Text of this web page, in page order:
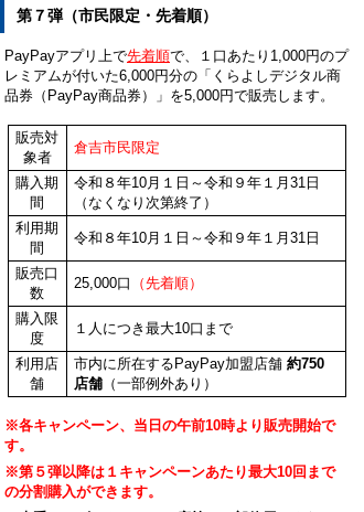
第７弾（市民限定・先着順）
PayPayアプリ上で先着順で、１口あたり1,000円のプ
レミアムが付いた6,000円分の「くらよしデジタル商
品券（PayPay商品券）」を5,000円で販売します。
販売対
象者
倉吉市民限定
購入期
間
令和８年10月１日～令和９年１月31日
（なくなり次第終了）
利用期
間
令和８年10月１日～令和９年１月31日
販売口
数
25,000口 （先着順）
購入限
度
１人につき最大10口まで
利用店
舗
市内に所在するPayPay加盟店舗 約750
店舗 （一部例外あり）
※各キャンペーン、当日の午前10時より販売開始で
す。
※第５弾以降は１キャンペーンあたり最大10回まで
の分割購入ができます。